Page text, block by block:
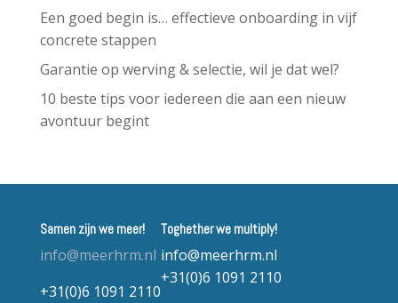
Een goed begin is… effectieve onboarding in vijf
concrete stappen
Garantie op werving & selectie, wil je dat wel?
10 beste tips voor iedereen die aan een nieuw
avontuur begint
Samen zijn we meer!
info@meerhrm.nl
+31(0)6 1091 2110
Toghether we multiply!
info@meerhrm.nl
+31(0)6 1091 2110